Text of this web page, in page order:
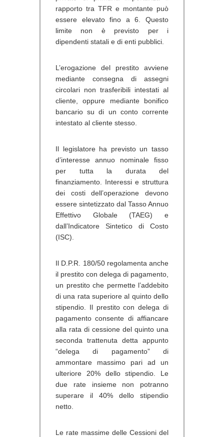
rapporto tra TFR e montante può
essere elevato fino a 6. Questo
limite non è previsto per i
dipendenti statali e di enti pubblici.
L’erogazione del prestito avviene
mediante consegna di assegni
circolari non trasferibili intestati al
cliente, oppure mediante bonifico
bancario su di un conto corrente
intestato al cliente stesso.
Il legislatore ha previsto un tasso
d’interesse annuo nominale fisso
per tutta la durata del
finanziamento. Interessi e struttura
dei costi dell’operazione devono
essere sintetizzato dal Tasso Annuo
Effettivo Globale (TAEG) e
dall’Indicatore Sintetico di Costo
(ISC).
Il D.P.R. 180/50 regolamenta anche
il prestito con delega di pagamento
un prestito che permette l’addebito
di una rata superiore al quinto dello
stipendio. Il prestito con delega di
pagamento consente di affiancare
alla rata di cessione del quinto una
seconda trattenuta detta appunto
“delega di pagamento” di
ammontare massimo pari ad un
ulteriore 20% dello stipendio. Le
due rate insieme non potranno
superare il 40% dello stipendio
netto.
Le rate massime delle Cessioni del